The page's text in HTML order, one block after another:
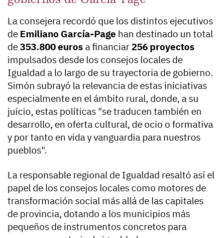
La consejera recordó que los distintos ejecutivos
de Emiliano García-Page han destinado un total
de353.800 euros a financiar 256 proyectos
impulsados desde los consejos locales de
Igualdad a lo largo de su trayectoria de gobierno.
Simón subrayó la relevancia de estas iniciativas
especialmente en el ámbito rural, donde, a su
juicio, estas políticas "se traducen también en
desarrollo, en oferta cultural, de ocio o formativa
y por tanto en vida y vanguardia para nuestros
pueblos".
La responsable regional de Igualdad resaltó así el
papel de los consejos locales como motores de
transformación social más allá de las capitales
de provincia, dotando a los municipios más
pequeños de instrumentos concretos para